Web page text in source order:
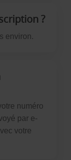
?
environ.
numéro
par e-
votre